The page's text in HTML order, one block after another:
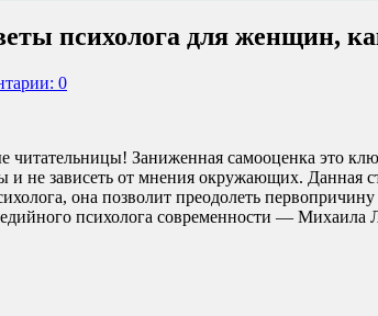
психолога для женщин,
0
читательницы! Заниженная самооценка это
не зависеть от мнения окружающих. Данная
она позволит преодолеть
психолога современности — Михаила